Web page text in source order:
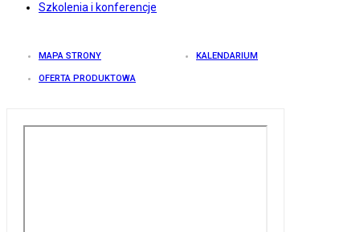
Szkolenia i konferencje
MAPA STRONY KALENDARIUM
OFERTA PRODUKTOWA